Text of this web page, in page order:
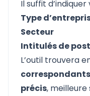
Il suffit
Type
Secteur
Intitulés de
L’outil trouvera
correspondants
précis,